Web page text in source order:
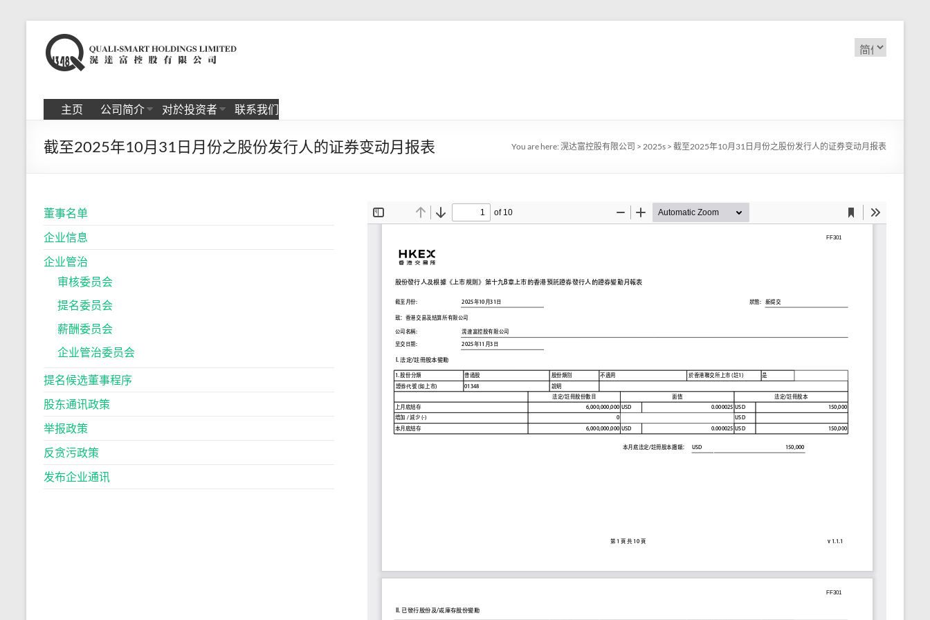
content
滉
达
富
控
股
限
公
司
选
择
主页
公司简介 对於投资者 联系我们
截至2025年10月31日月份之股份发行人的证券变动月报表 You are here: 滉达富控股有限公司 > 2025s > 截至2025年10月31日月份之股份发行人的证券变动月报表
董事名单
企业信息
企业管治
审核委员会
提名委员会
薪酬委员会
企业管治委员会
提名候选董事程序
股东通讯政策
举报政策
反贪污政策
发布企业通讯